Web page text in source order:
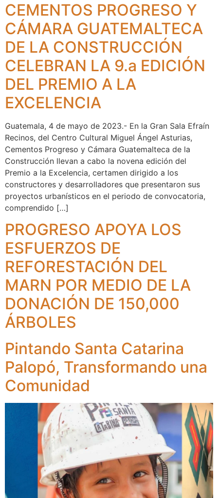
CEMENTOS PROGRESO Y
CÁMARA GUATEMALTECA
DE LA CONSTRUCCIÓN
CELEBRAN LA 9.a EDICIÓN
DEL PREMIO A LA
EXCELENCIA
Guatemala, 4 de mayo de 2023.- En la Gran Sala Efraín
Recinos, del Centro Cultural Miguel Ángel Asturias,
Cementos Progreso y Cámara Guatemalteca de la
Construcción llevan a cabo la novena edición del
Premio a la Excelencia, certamen dirigido a los
constructores y desarrolladores que presentaron sus
proyectos urbanísticos en el periodo de convocatoria,
comprendido […]
PROGRESO APOYA LOS
ESFUERZOS DE
REFORESTACIÓN DEL
MARN POR MEDIO DE LA
DONACIÓN DE 150,000
ÁRBOLES
Pintando Santa Catarina
Palopó, Transformando una
Comunidad